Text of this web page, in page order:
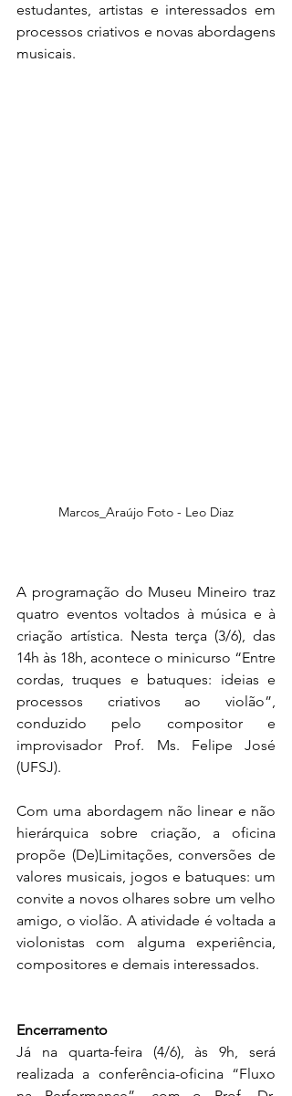
estudantes, artistas e interessados em
processos criativos e novas abordagens
musicais.
Marcos_Araújo Foto - Leo Diaz
A programação do Museu Mineiro traz
quatro eventos voltados à música e à
criação artística. Nesta terça (3/6), das
14h às 18h, acontece o minicurso “Entre
cordas, truques e batuques: ideias e
processos criativos ao violão”,
conduzido pelo compositor e
improvisador Prof. Ms. Felipe José
(UFSJ).
Com uma abordagem não linear e não
hierárquica sobre criação, a oficina
propõe (De)Limitações, conversões de
valores musicais, jogos e batuques: um
convite a novos olhares sobre um velho
amigo, o violão. A atividade é voltada a
violonistas com alguma experiência,
compositores e demais interessados.
Encerramento
Já na quarta-feira (4/6), às 9h, será
realizada a conferência-oficina “Fluxo